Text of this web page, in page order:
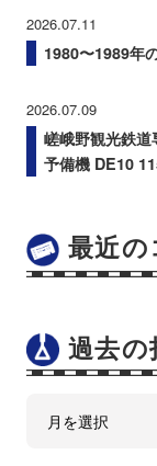
2026.07.11
1980〜1989年
2026.07.09
嵯峨野観光鉄
予備機 DE10
最近の
過去の